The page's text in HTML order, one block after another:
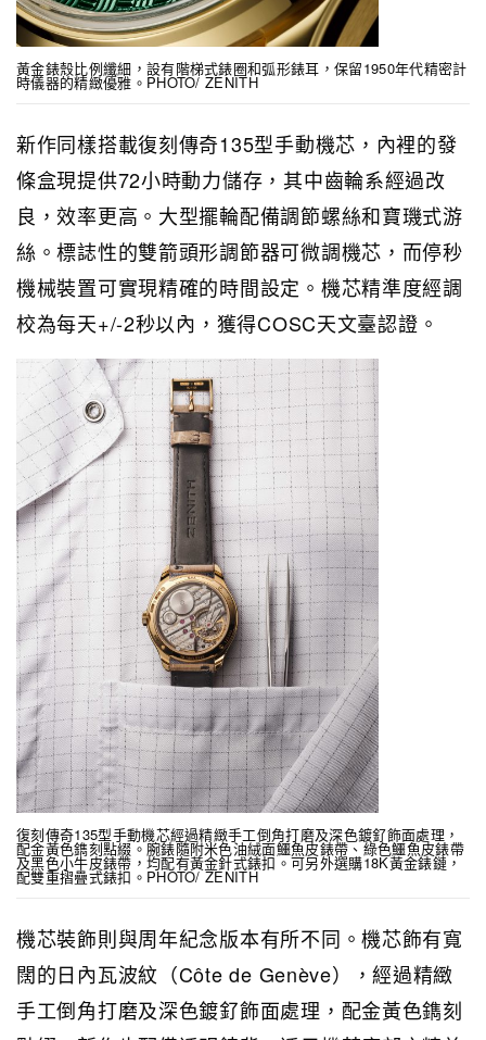
黃金錶殼比例纖細，設有階梯式錶圈和弧形錶耳，保留1950年代精密計
時儀器的精緻優雅。PHOTO/ ZENITH
新作同樣搭載復刻傳奇135型手動機芯，內裡的發
條盒現提供72小時動力儲存，其中齒輪系經過改
良，效率更高。大型擺輪配備調節螺絲和寶璣式游
絲。標誌性的雙箭頭形調節器可微調機芯，而停秒
機械裝置可實現精確的時間設定。機芯精準度經調
校為每天+/-2秒以內，獲得COSC天文臺認證。
復刻傳奇135型手動機芯經過精緻手工倒角打磨及深色鍍釕飾面處理，
配金黃色鐫刻點綴。腕錶隨附米色油絨面鱷魚皮錶帶、綠色鱷魚皮錶帶
及黑色小牛皮錶帶，均配有黃金針式錶扣。可另外選購18K黃金錶鏈，
配雙重摺疊式錶扣。PHOTO/ ZENITH
機芯裝飾則與周年紀念版本有所不同。機芯飾有寬
闊的日內瓦波紋（Côte de Genève），經過精緻
手工倒角打磨及深色鍍釕飾面處理，配金黃色鐫刻